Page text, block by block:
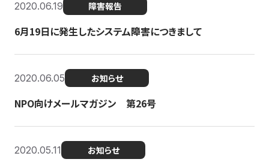
2020.06.19 障害報告
6月19日に発生したシステム障害につきまして
2020.06.05 お知らせ
NPO向けメールマガジン 第26号
2020.05.11 お知らせ